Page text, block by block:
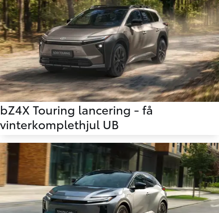
bZ4X Touring lancering - få
vinterkomplethjul UB